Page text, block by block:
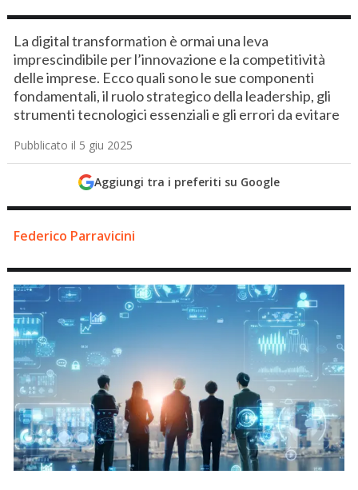
La digital transformation è ormai una leva
imprescindibile per l’innovazione e la competitività
delle imprese. Ecco quali sono le sue componenti
fondamentali, il ruolo strategico della leadership, gli
strumenti tecnologici essenziali e gli errori da evitare
Pubblicato il 5 giu 2025
Aggiungi tra i preferiti su Google
Federico Parravicini